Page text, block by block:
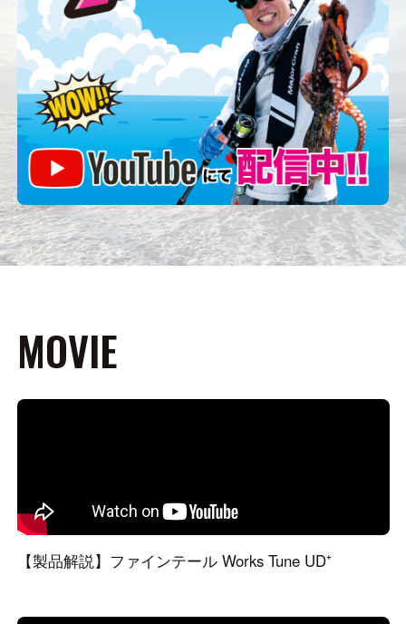
MOVIE
【製品解説】ファインテール Works Tune UD⁺